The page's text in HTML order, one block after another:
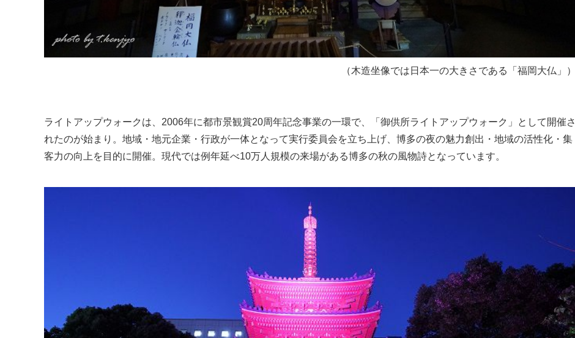
（木造坐像では日本一の大きさである「福岡大仏」）
ライトアップウォークは、2006年に都市景観賞20周年記念事業の一環で、「御供所ライトアップウォーク」として開催さ
れたのが始まり。地域・地元企業・行政が一体となって実行委員会を立ち上げ、博多の夜の魅力創出・地域の活性化・集
客力の向上を目的に開催。現代では例年延べ10万人規模の来場がある博多の秋の風物詩となっています。